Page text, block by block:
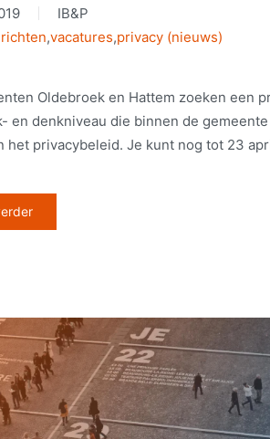
IB&P
,vacatures,privacy (nieuws)
Oldebroek en Hattem zoeken een
en denkniveau die binnen de
het privacybeleid. Je kunt nog tot 23